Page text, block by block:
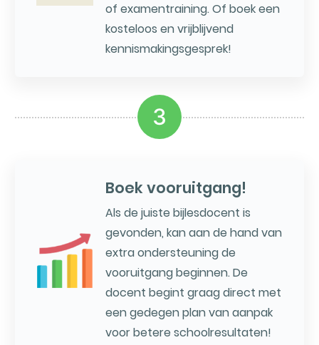
of examentraining. Of boek een
kosteloos en vrijblijvend
kennismakingsgesprek!
3
Boek vooruitgang!
Als de juiste bijlesdocent is
gevonden, kan aan de hand van
extra ondersteuning de
vooruitgang beginnen. De
docent begint graag direct met
een gedegen plan van aanpak
voor betere schoolresultaten!